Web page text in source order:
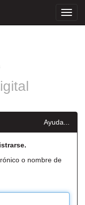
Ayuda...
o nombre de